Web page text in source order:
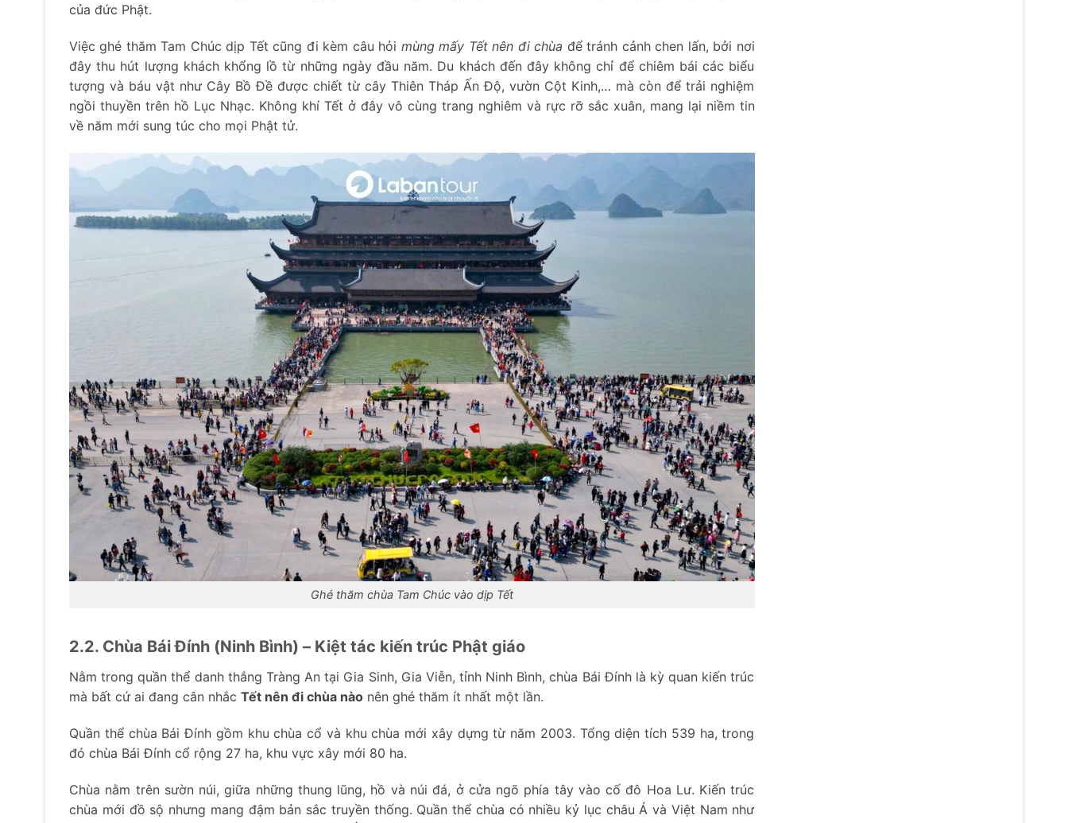
của đức Phật.
Việc ghé thăm Tam Chúc dịp Tết cũng đi kèm câu hỏi mùng mấy Tết nên đi chùa để tránh cảnh chen lấn, bởi nơi
đây thu hút lượng khách khổng lồ từ những ngày đầu năm. Du khách đến đây không chỉ để chiêm bái các biểu
tượng và báu vật như Cây Bồ Đề được chiết từ cây Thiên Tháp Ấn Độ, vườn Cột Kinh,… mà còn để trải nghiệm
ngồi thuyền trên hồ Lục Nhạc. Không khí Tết ở đây vô cùng trang nghiêm và rực rỡ sắc xuân, mang lại niềm tin
về năm mới sung túc cho mọi Phật tử.
Ghé thăm chùa Tam Chúc vào dịp Tết
2.2. Chùa Bái Đính (Ninh Bình) – Kiệt tác kiến trúc Phật giáo
Nằm trong quần thể danh thắng Tràng An tại Gia Sinh, Gia Viễn, tỉnh Ninh Bình, chùa Bái Đính là kỳ quan kiến trúc
mà bất cứ ai đang cân nhắc Tết nên đi chùa nào nên ghé thăm ít nhất một lần.
Quần thể chùa Bái Đính gồm khu chùa cổ và khu chùa mới xây dựng từ năm 2003. Tổng diện tích 539 ha, trong
đó chùa Bái Đính cổ rộng 27 ha, khu vực xây mới 80 ha.
Chùa nằm trên sườn núi, giữa những thung lũng, hồ và núi đá, ở cửa ngõ phía tây vào cố đô Hoa Lư. Kiến trúc
chùa mới đồ sộ nhưng mang đậm bản sắc truyền thống. Quần thể chùa có nhiều kỷ lục châu Á và Việt Nam như